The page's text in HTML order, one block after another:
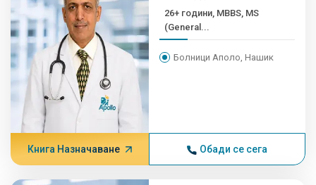
26+ години, MBBS, MS
(General...
Болници Аполо, Нашик
Книга Назначаване Обади се сега